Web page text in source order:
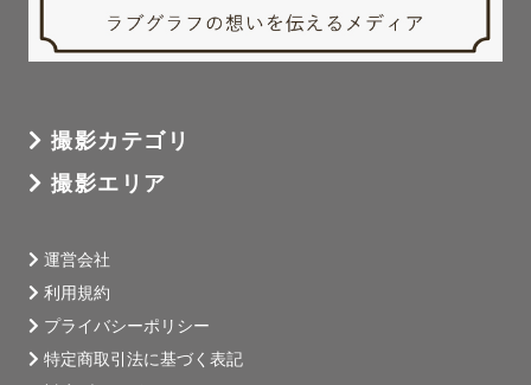
撮影カテゴリ
撮影エリア
運営会社
利用規約
プライバシーポリシー
特定商取引法に基づく表記